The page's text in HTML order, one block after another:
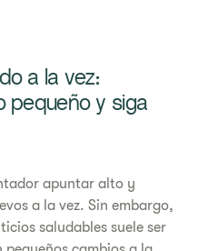
a la vez:
pequeño y siga
apuntar alto y
a la vez. Sin embargo,
saludables suele ser